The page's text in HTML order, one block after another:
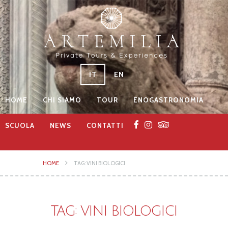
IT EN
HOME CHI SIAMO TOUR ENOGASTRONOMIA
SCUOLA NEWS CONTATTI
HOME TAG: VINI BIOLOGICI
TAG: VINI BIOLOGICI